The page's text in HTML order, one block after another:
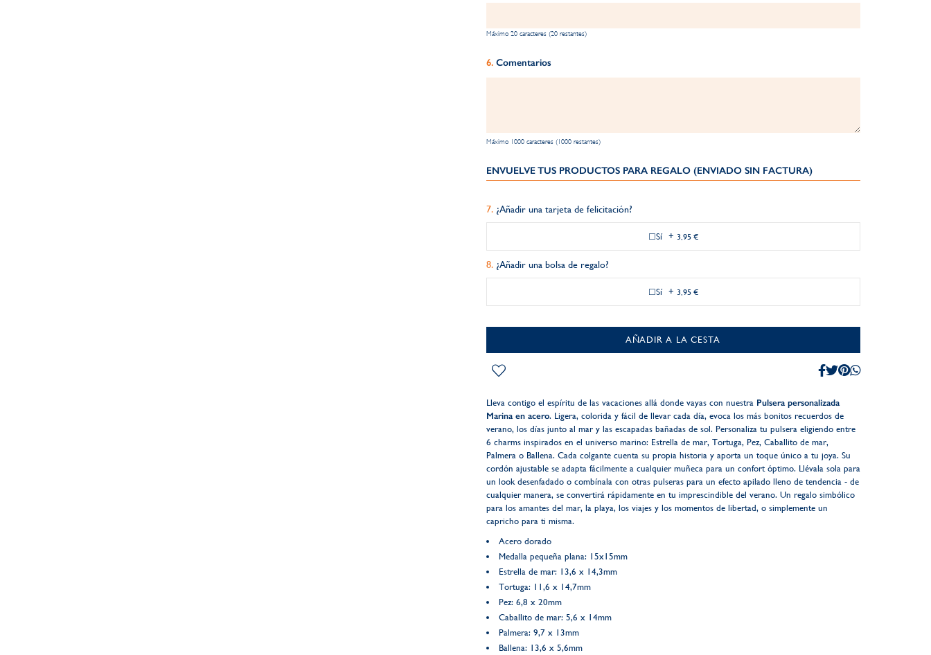
Máximo 20 caracteres (20 restantes)
Comentarios
Máximo 1000 caracteres (1000 restantes)
ENVUELVE TUS PRODUCTOS PARA REGALO (ENVIADO SIN FACTURA)
¿Añadir una tarjeta de felicitación?
Sí + 3,95 €
¿Añadir una bolsa de regalo?
Sí + 3,95 €
AÑADIR A LA CESTA
Lleva contigo el espíritu de las vacaciones allá donde vayas con nuestra Pulsera personalizada
Marina en acero. Ligera, colorida y fácil de llevar cada día, evoca los más bonitos recuerdos de
verano, los días junto al mar y las escapadas bañadas de sol. Personaliza tu pulsera eligiendo entre
6 charms inspirados en el universo marino: Estrella de mar, Tortuga, Pez, Caballito de mar,
Palmera o Ballena. Cada colgante cuenta su propia historia y aporta un toque único a tu joya. Su
cordón ajustable se adapta fácilmente a cualquier muñeca para un confort óptimo. Llévala sola para
un look desenfadado o combínala con otras pulseras para un efecto apilado lleno de tendencia - de
cualquier manera, se convertirá rápidamente en tu imprescindible del verano. Un regalo simbólico
para los amantes del mar, la playa, los viajes y los momentos de libertad, o simplemente un
capricho para ti misma.
Acero dorado
Medalla pequeña plana: 15x15mm
Estrella de mar: 13,6 x 14,3mm
Tortuga: 11,6 x 14,7mm
Pez: 6,8 x 20mm
Caballito de mar: 5,6 x 14mm
Palmera: 9,7 x 13mm
Ballena: 13,6 x 5,6mm